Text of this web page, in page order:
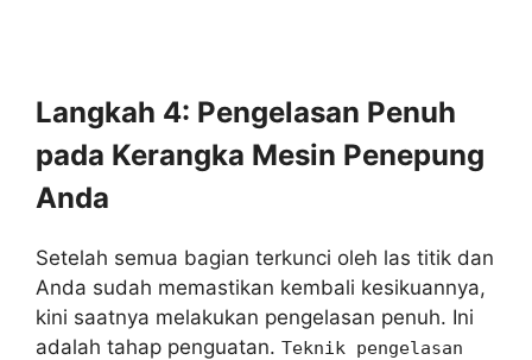
Langkah 4: Pengelasan Penuh
pada Kerangka Mesin Penepung
Anda
Setelah semua bagian terkunci oleh las titik dan
Anda sudah memastikan kembali kesikuannya,
kini saatnya melakukan pengelasan penuh. Ini
adalah tahap penguatan. Teknik pengelasan